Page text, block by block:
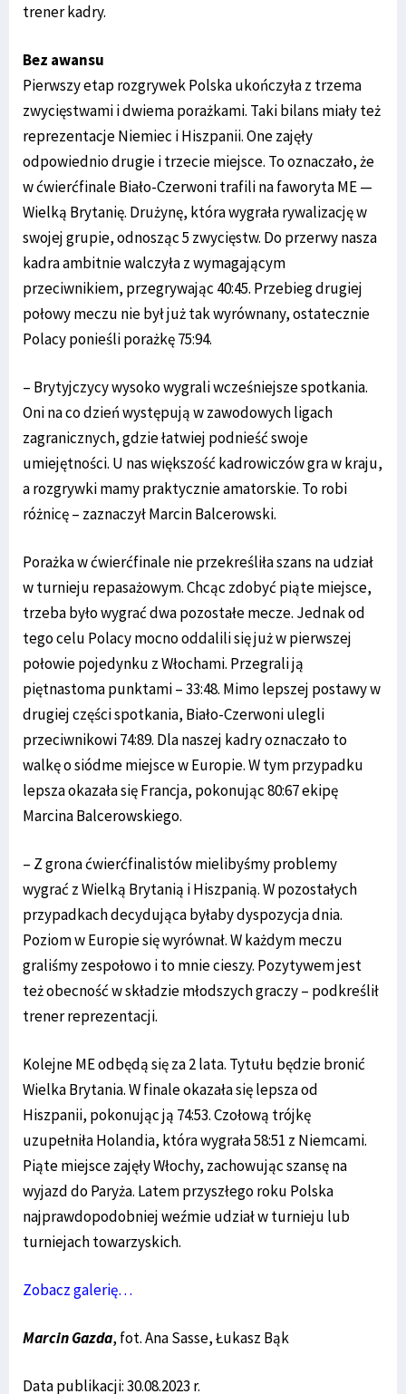
trener kadry.
Bez awansu
Pierwszy etap rozgrywek Polska ukończyła z trzema
zwycięstwami i dwiema porażkami. Taki bilans miały też
reprezentacje Niemiec i Hiszpanii. One zajęły
odpowiednio drugie i trzecie miejsce. To oznaczało, że
w ćwierćfinale Biało-Czerwoni trafili na faworyta ME —
Wielką Brytanię. Drużynę, która wygrała rywalizację w
swojej grupie, odnosząc 5 zwycięstw. Do przerwy nasza
kadra ambitnie walczyła z wymagającym
przeciwnikiem, przegrywając 40:45. Przebieg drugiej
połowy meczu nie był już tak wyrównany, ostatecznie
Polacy ponieśli porażkę 75:94.
– Brytyjczycy wysoko wygrali wcześniejsze spotkania.
Oni na co dzień występują w zawodowych ligach
zagranicznych, gdzie łatwiej podnieść swoje
umiejętności. U nas większość kadrowiczów gra w kraju,
a rozgrywki mamy praktycznie amatorskie. To robi
różnicę – zaznaczył Marcin Balcerowski.
Porażka w ćwierćfinale nie przekreśliła szans na udział
w turnieju repasażowym. Chcąc zdobyć piąte miejsce,
trzeba było wygrać dwa pozostałe mecze. Jednak od
tego celu Polacy mocno oddalili się już w pierwszej
połowie pojedynku z Włochami. Przegrali ją
piętnastoma punktami ­– 33:48. Mimo lepszej postawy w
drugiej części spotkania, Biało-Czerwoni ulegli
przeciwnikowi 74:89. Dla naszej kadry oznaczało to
walkę o siódme miejsce w Europie. W tym przypadku
lepsza okazała się Francja, pokonując 80:67 ekipę
Marcina Balcerowskiego.
– Z grona ćwierćfinalistów mielibyśmy problemy
wygrać z Wielką Brytanią i Hiszpanią. W pozostałych
przypadkach decydująca byłaby dyspozycja dnia.
Poziom w Europie się wyrównał. W każdym meczu
graliśmy zespołowo i to mnie cieszy. Pozytywem jest
też obecność w składzie młodszych graczy – podkreślił
trener reprezentacji.
Kolejne ME odbędą się za 2 lata. Tytułu będzie bronić
Wielka Brytania. W finale okazała się lepsza od
Hiszpanii, pokonując ją 74:53. Czołową trójkę
uzupełniła Holandia, która wygrała 58:51 z Niemcami.
Piąte miejsce zajęły Włochy, zachowując szansę na
wyjazd do Paryża. Latem przyszłego roku Polska
najprawdopodobniej weźmie udział w turnieju lub
turniejach towarzyskich.
Zobacz galerię…
Marcin Gazda, fot. Ana Sasse, Łukasz Bąk
Data publikacji: 30.08.2023 r.